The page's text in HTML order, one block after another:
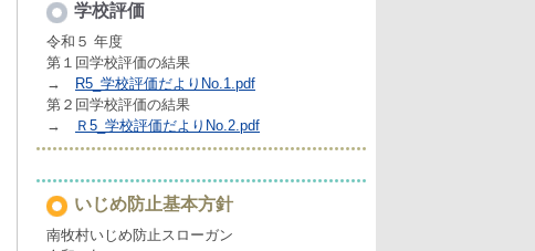
学校評価
令和５ 年度
第１回学校評価の結果
→
R5_学校評価だよりNo.1.pdf
第２回学校評価の結果
→
Ｒ5_学校評価だよりNo.2.pdf
いじめ防止基本方針
南牧村いじめ防止スローガン